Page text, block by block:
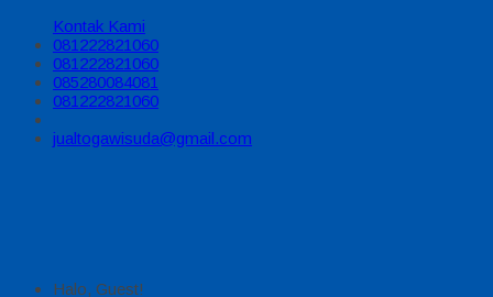
Kontak Kami
081222821060
081222821060
085280084081
081222821060
jualtogawisuda@gmail.com
Halo, Guest!